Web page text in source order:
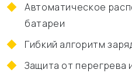
Автоматическое
батареи
Гибкий алгоритм
Защита от